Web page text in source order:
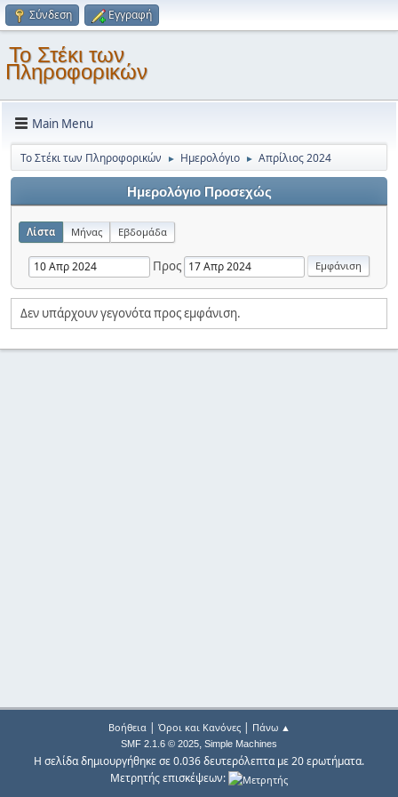
Σύνδεση Εγγραφή
Το Στέκι των
Πληροφορικών
Main Menu
Το Στέκι των Πληροφορικών ► Ημερολόγιο ► Απρίλιος 2024
Ημερολόγιο Προσεχώς
Λίστα Μήνας Εβδομάδα
Προς
Δεν υπάρχουν γεγονότα προς εμφάνιση.
Βοήθεια| Όροι και Κανόνες| Πάνω ▲
SMF 2.1.6 © 2025, Simple Machines
Η σελίδα δημιουργήθηκε σε 0.036 δευτερόλεπτα με 20 ερωτήματα.
Μετρητής επισκέψεων: